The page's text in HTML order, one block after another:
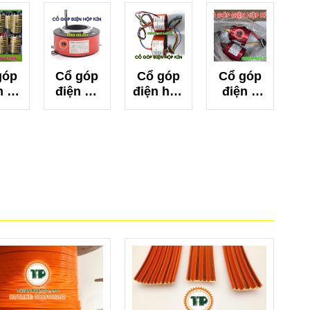
9
Cổ góp
điện an
toàn
Cổ góp
điện hộp
kín an
Cổ góp
điện 8
pha hộp